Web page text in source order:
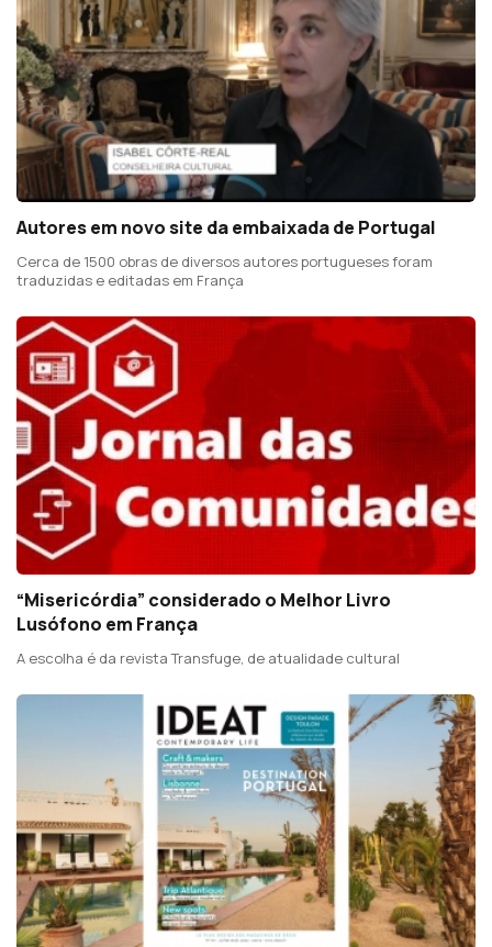
Autores em novo site da embaixada de Portugal
Cerca de 1500 obras de diversos autores portugueses foram
traduzidas e editadas em França
“Misericórdia” considerado o Melhor Livro
Lusófono em França
A escolha é da revista Transfuge, de atualidade cultural